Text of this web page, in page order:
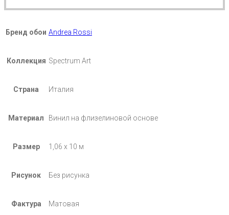
Бренд обои Andrea Rossi
Коллекция Spectrum Art
Страна Италия
Материал Винил на флизелиновой основе
Размер 1,06 х 10 м
Рисунок Без рисунка
Фактура Матовая